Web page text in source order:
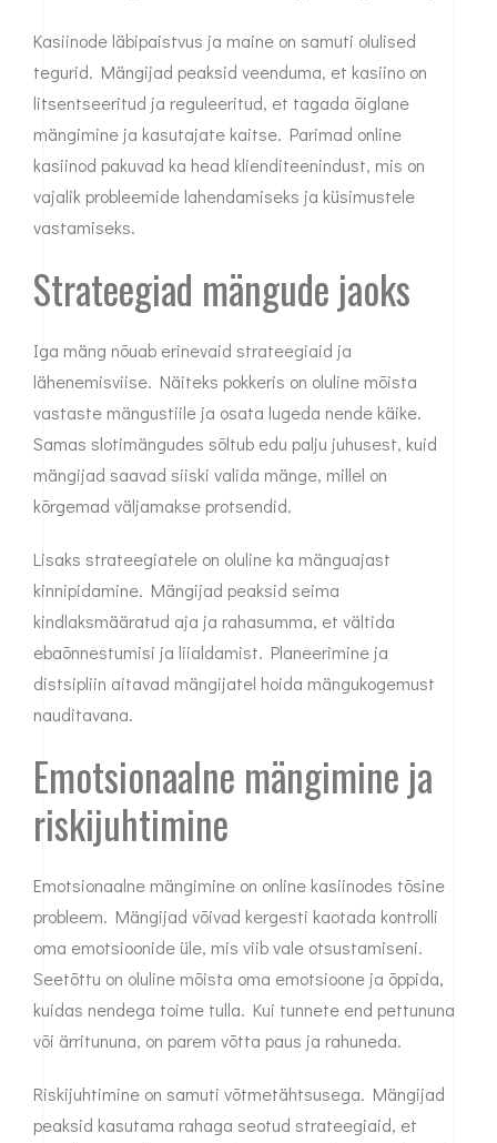
Kasiinode läbipaistvus ja maine on samuti olulised
tegurid. Mängijad peaksid veenduma, et kasiino on
litsentseeritud ja reguleeritud, et tagada õiglane
mängimine ja kasutajate kaitse. Parimad online
kasiinod pakuvad ka head klienditeenindust, mis on
vajalik probleemide lahendamiseks ja küsimustele
vastamiseks.
Strateegiad mängude jaoks
Iga mäng nõuab erinevaid strateegiaid ja
lähenemisviise. Näiteks pokkeris on oluline mõista
vastaste mängustiile ja osata lugeda nende käike.
Samas slotimängudes sõltub edu palju juhusest, kuid
mängijad saavad siiski valida mänge, millel on
kõrgemad väljamakse protsendid.
Lisaks strateegiatele on oluline ka mänguajast
kinnipidamine. Mängijad peaksid seima
kindlaksmääratud aja ja rahasumma, et vältida
ebaõnnestumisi ja liialdamist. Planeerimine ja
distsipliin aitavad mängijatel hoida mängukogemust
nauditavana.
Emotsionaalne mängimine ja
riskijuhtimine
Emotsionaalne mängimine on online kasiinodes tõsine
probleem. Mängijad võivad kergesti kaotada kontrolli
oma emotsioonide üle, mis viib vale otsustamiseni.
Seetõttu on oluline mõista oma emotsioone ja õppida,
kuidas nendega toime tulla. Kui tunnete end pettununa
või ärritununa, on parem võtta paus ja rahuneda.
Riskijuhtimine on samuti võtmetähtsusega. Mängijad
peaksid kasutama rahaga seotud strateegiaid, et